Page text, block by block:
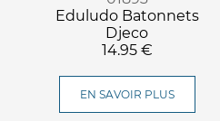
Eduludo Batonnets
Djeco
14.95 €
EN SAVOIR PLUS